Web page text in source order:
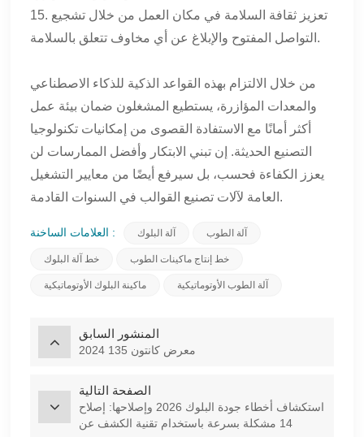
15. تعزيز ثقافة السلامة في مكان العمل من خلال تشجيع
التواصل المفتوح والإبلاغ عن أي مخاوف تتعلق بالسلامة.
من خلال الالتزام بهذه القواعد الذكية للذكاء الاصطناعي
والمعدات المؤازرة، يستطيع المشغلون ضمان بيئة عمل
أكثر أمانًا مع الاستفادة القصوى من إمكانيات تكنولوجيا
التصنيع الحديثة. إن تبني الابتكار وأفضل الممارسات لن
يعزز الكفاءة فحسب، بل سيرفع أيضًا من معايير التشغيل
العامة لآلات تصنيع القوالب في السنوات القادمة.
العلامات الساخنة : آلة البلوك آلة الطوب
خط آلة البلوك خط إنتاج ماكينات الطوب
ماكينة البلوك الأوتوماتيكية آلة الطوب الأوتوماتيكية
المنشور السابق
2024 معرض كانتون 135
الصفحة التالية
استكشاف أخطاء جودة البلوك 2026 وإصلاحها: إصلاح
14 مشكلة بسرعة باستخدام تقنية الكشف عن